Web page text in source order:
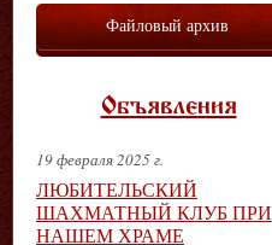
Файловый архив
Объявления
19 февраля 2025 г.
ЛЮБИТЕЛЬСКИЙ
ШАХМАТНЫЙ КЛУБ ПРИ
НАШЕМ ХРАМЕ